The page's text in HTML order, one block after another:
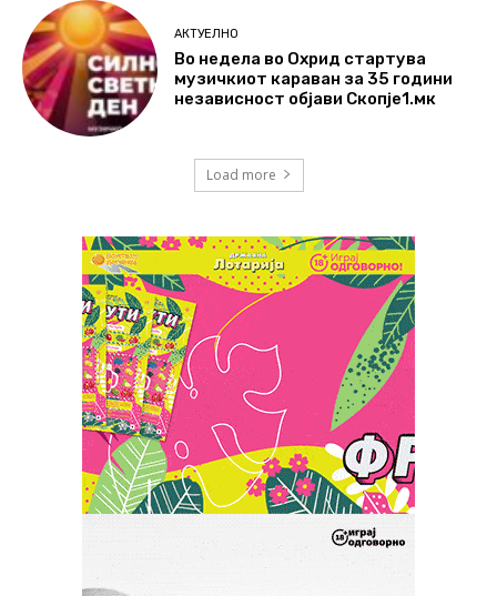
АКТУЕЛНО
Во недела во Охрид стартува
музичкиот караван за 35 години
независност објави Скопје1.мк
Load more